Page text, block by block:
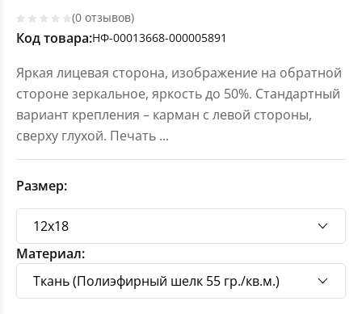
(0 отзывов)
Код товара:НФ-00013668-000005891
Яркая лицевая сторона, изображение на обратной
стороне зеркальное, яркость до 50%. Стандартный
вариант крепления – карман с левой стороны,
сверху глухой. Печать ...
Размер:
Материал: